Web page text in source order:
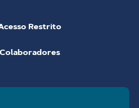
Restrito
Colaboradores